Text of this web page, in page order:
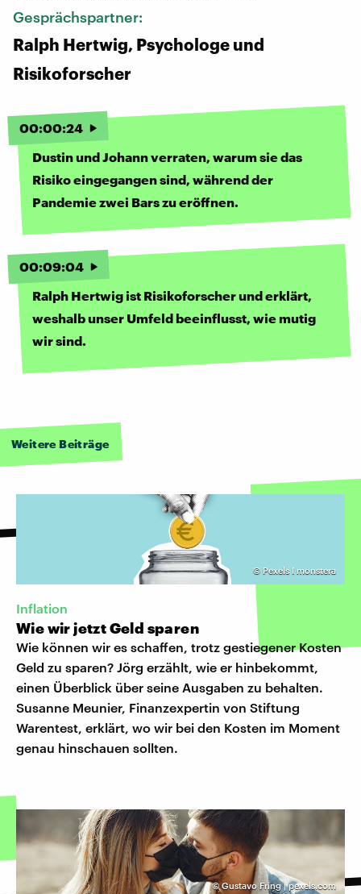
Gesprächspartner:
Ralph Hertwig, Psychologe und
Risikoforscher
00:00:24
Dustin und Johann verraten, warum sie das
Risiko eingegangen sind, während der
Pandemie zwei Bars zu eröffnen.
00:09:04
Ralph Hertwig ist Risikoforscher und erklärt,
weshalb unser Umfeld beeinflusst, wie mutig
wir sind.
Weitere Beiträge
© Pexels I monstera
Inflation
Wie wir jetzt Geld sparen
Wie können wir es schaffen, trotz gestiegener Kosten
Geld zu sparen? Jörg erzählt, wie er hinbekommt,
einen Überblick über seine Ausgaben zu behalten.
Susanne Meunier, Finanzexpertin von Stiftung
Warentest, erklärt, wo wir bei den Kosten im Moment
genau hinschauen sollten.
©Gustavo Fring | pexels.com